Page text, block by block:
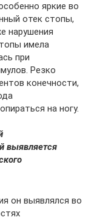
яркие во
отек стопы,
нарушения
имела
при
Резко
конечности,
на ногу.
выявляется
он выявлялся во